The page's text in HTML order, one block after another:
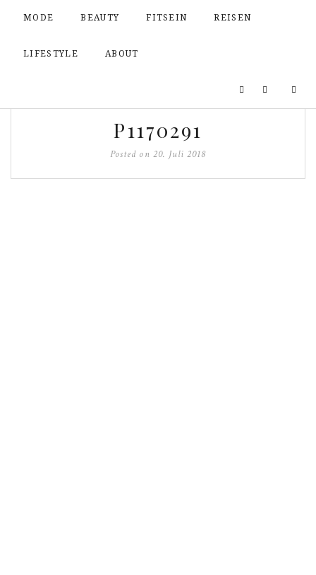
MODE BEAUTY FITSEIN REISEN
LIFESTYLE ABOUT
P1170291
Posted on 20. Juli 2018